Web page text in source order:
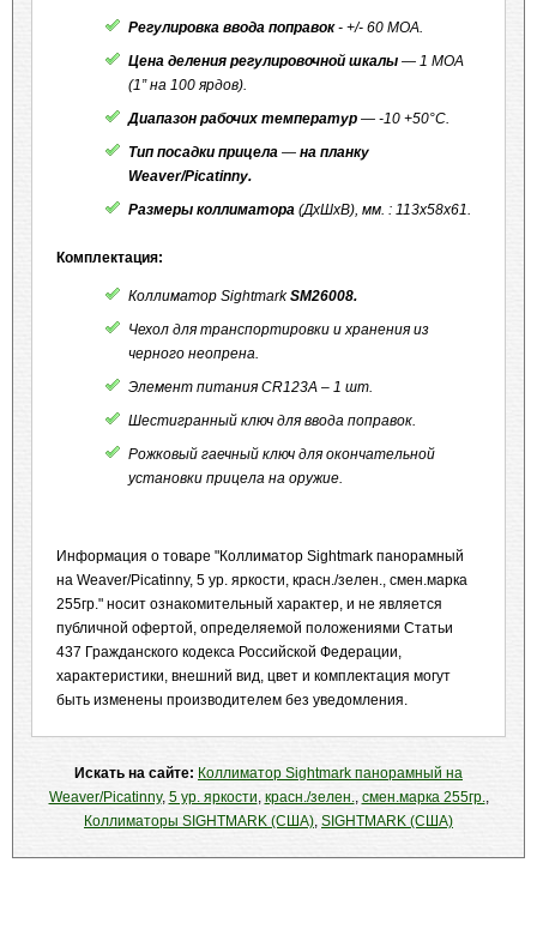
Регулировка ввода поправок- +/- 60 МОА.
Цена деления регулировочной шкалы — 1 МОА
(1” на 100 ярдов).
Диапазон рабочих температур — -10 +50°С.
Тип посадки прицела — на планку
Weaver/Picatinny.
Размеры коллиматора (ДхШхВ), мм. : 113x58x61.
Комплектация:
Коллиматор SightmarkSM26008.
Чехол для транспортировки и хранения из
черного неопрена.
Элемент питания CR123А – 1 шт.
Шестигранный ключ для ввода поправок.
Рожковый гаечный ключ для окончательной
установки прицела на оружие.
Информация о товаре "Коллиматор Sightmark панорамный
на Weaver/Picatinny, 5 ур. яркости, красн./зелен., смен.марка
255гр." носит ознакомительный характер, и не является
публичной офертой, определяемой положениями Статьи
437 Гражданского кодекса Российской Федерации,
характеристики, внешний вид, цвет и комплектация могут
быть изменены производителем без уведомления.
Искать на сайте: Коллиматор Sightmark панорамный на
Weaver/Picatinny, 5 ур. яркости, красн./зелен., смен.марка 255гр.,
Коллиматоры SIGHTMARK (США), SIGHTMARK (США)